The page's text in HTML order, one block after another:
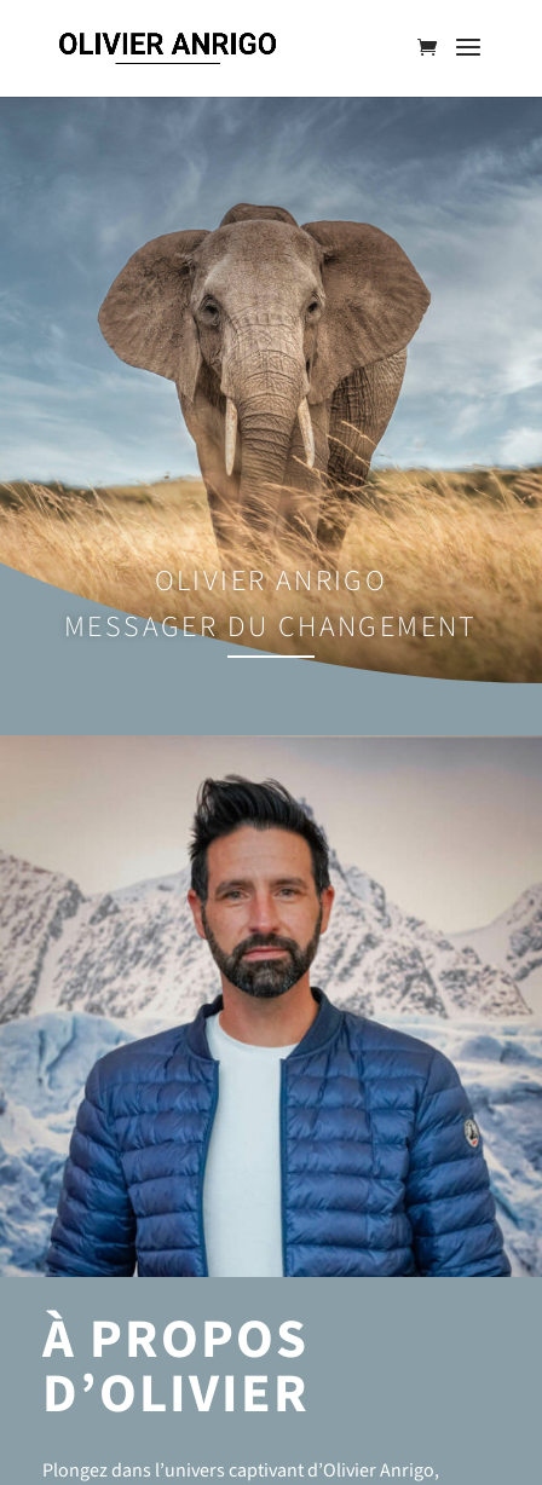
OLIVIER ANRIGO
MESSAGER DU CHANGEMENT
À PROPOS
D’OLIVIER
Plongez dans l’univers captivant d’Olivier Anrigo,